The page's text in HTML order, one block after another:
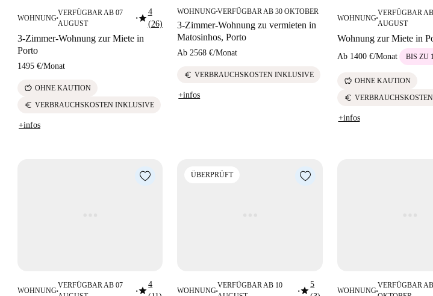
WOHNUNG■
VERFÜGBAR AB 07
AUGUST
■star4
(26)
3-Zimmer-Wohnung zur Miete in
Porto
1495 €/Monat
savings OHNE KAUTION
euro VERBRAUCHSKOSTEN INKLUSIVE
+infos
WOHNUNG■VERFÜGBAR AB 30 OKTOBER
3-Zimmer-Wohnung zu vermieten in
Matosinhos, Porto
Ab 2568 €/Monat
euro VERBRAUCHSKOSTEN INKLUSIVE
+infos
WOHNUNG■
VERFÜGBAR
AUGUST
Wohnung zur Miete in
Ab 1400 €/Monat BIS ZU
savings OHNE KAUTION
euro
+infos
WOHNUNG■
VERFÜGBAR AB 07
■star4
ÜBERPRÜFT
WOHNUNG■
VERFÜGBAR AB 10
■star5
WOHNUNG■
VERFÜGBAR